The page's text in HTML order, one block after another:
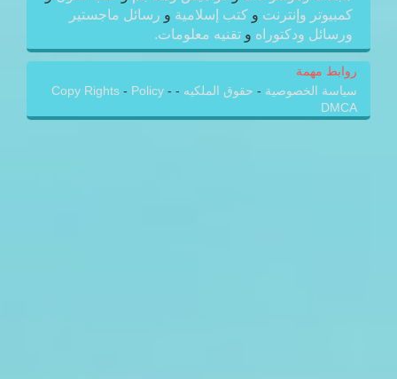
كمبيوتر وإنترنت و كتب إسلامية و رسائل ماجستير
ورسائل ودكتوراه و تقنيه معلومات.
روابط مهمة
سياسة الخصوصية - حقوق الملكيه -
Copy Rights - Policy -
DMCA